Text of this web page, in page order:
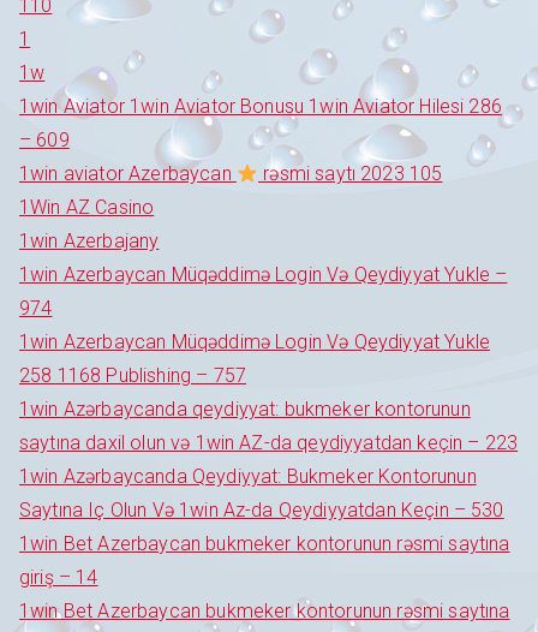
110
1
1w
1win Aviator 1win Aviator Bonusu 1win Aviator Hilesi 286
– 609
1win aviator Azerbaycan
rəsmi saytı 2023 105
1Win AZ Casino
1win Azerbajany
1win Azerbaycan Müqəddimə Login Və Qeydiyyat Yukle –
974
1win Azerbaycan Müqəddimə Login Və Qeydiyyat Yukle
258 1168 Publishing – 757
1win Azərbaycanda qeydiyyat: bukmeker kontorunun
saytına daxil olun və 1win AZ-da qeydiyyatdan keçin – 223
1win Azərbaycanda Qeydiyyat: Bukmeker Kontorunun
Saytına Iç Olun Və 1win Az-da Qeydiyyatdan Keçin – 530
1win Bet Azerbaycan bukmeker kontorunun rəsmi saytına
giriş – 14
1win Bet Azerbaycan bukmeker kontorunun rəsmi saytına